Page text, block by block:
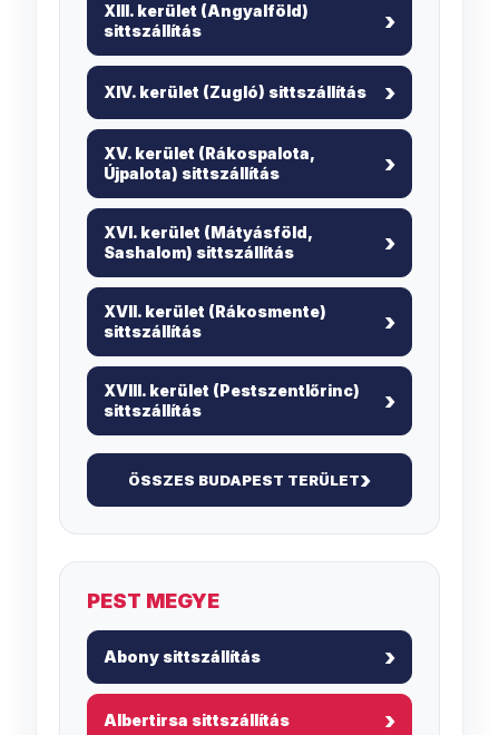
XIII. kerület (Angyalföld)
sittszállítás
XIV. kerület (Zugló) sittszállítás
XV. kerület (Rákospalota,
Újpalota) sittszállítás
XVI. kerület (Mátyásföld,
Sashalom) sittszállítás
XVII. kerület (Rákosmente)
sittszállítás
XVIII. kerület (Pestszentlőrinc)
sittszállítás
ÖSSZES BUDAPEST TERÜLET
PEST MEGYE
Abony sittszállítás
Albertirsa sittszállítás